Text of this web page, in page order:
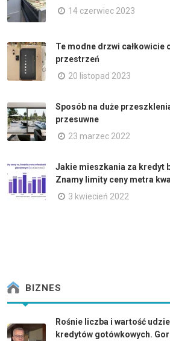
14 czerwiec 2023
Te modne drzwi całkowicie
przestrzeń
20 listopad 2023
Sposób na duże
przesuwne
23 marzec 2022
Jakie mieszkania za kredyt
Znamy limity ceny metra
3 kwiecień 2022
BIZNES
Rośnie liczba i wartość
kredytów gotówkowych.